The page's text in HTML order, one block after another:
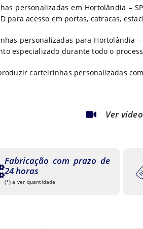
personalizadas em Hortolândia –
para acesso em portas, catracas,
personalizadas para Hortolândia
especializado durante todo o
carteirinhas personalizadas
Ver video
Fabricação com prazo de
24 horas
(*) a ver quantidade